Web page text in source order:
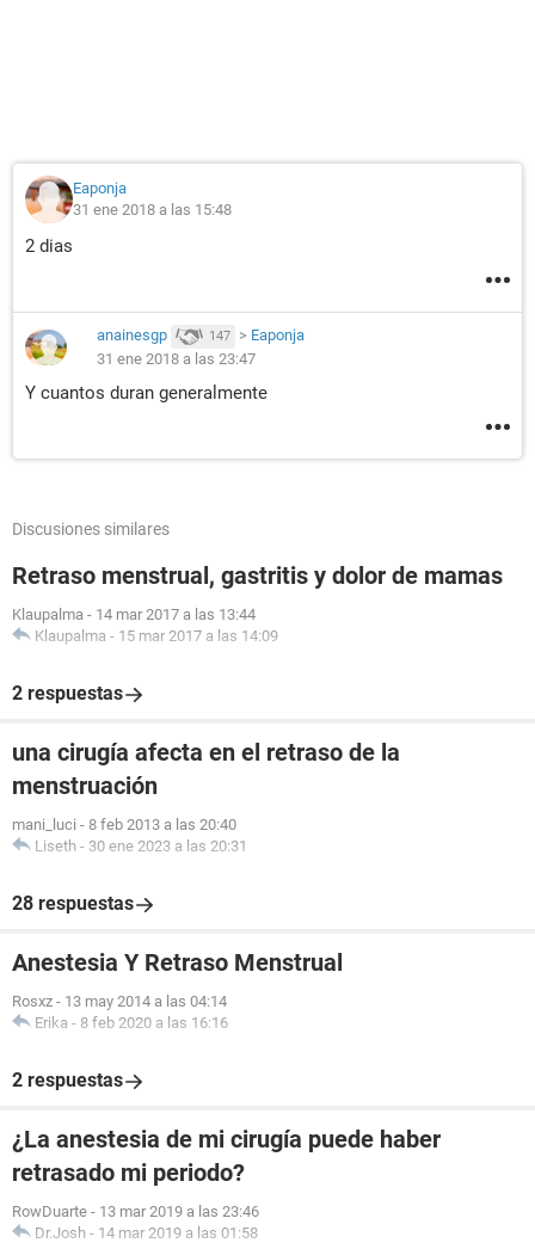
Eaponja
31 ene 2018 a las 15:48
2 dias
anainesgp 147 > Eaponja
31 ene 2018 a las 23:47
Y cuantos duran generalmente
Discusiones similares
Retraso menstrual, gastritis y dolor de mamas
Klaupalma - 14 mar 2017 a las 13:44
Klaupalma - 15 mar 2017 a las 14:09
2 respuestas
una cirugía afecta en el retraso de la
menstruación
mani_luci - 8 feb 2013 a las 20:40
Liseth - 30 ene 2023 a las 20:31
28 respuestas
Anestesia Y Retraso Menstrual
Rosxz - 13 may 2014 a las 04:14
Erika - 8 feb 2020 a las 16:16
2 respuestas
¿La anestesia de mi cirugía puede haber
retrasado mi periodo?
RowDuarte - 13 mar 2019 a las 23:46
Dr.Josh - 14 mar 2019 a las 01:58